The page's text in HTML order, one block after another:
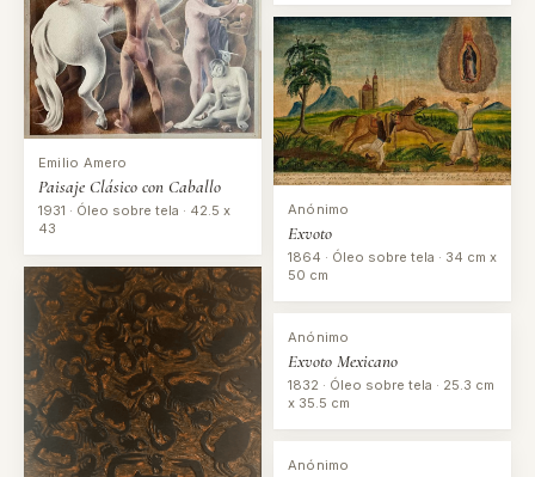
Emilio Amero
Paisaje Clásico con Caballo
1931 · Óleo sobre tela · 42.5 x
43
Anónimo
Exvoto
1864 · Óleo sobre tela · 34 cm x
50 cm
Anónimo
Exvoto Mexicano
1832 · Óleo sobre tela · 25.3 cm
x 35.5 cm
Anónimo